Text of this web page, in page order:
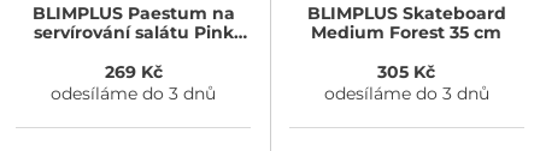
BLIMPLUSPaestum na
servírování salátu Pink
269 Kč
odesíláme do 3 dnů
BLIMPLUSSkateboard
Medium Forest 35 cm
305 Kč
odesíláme do 3 dnů